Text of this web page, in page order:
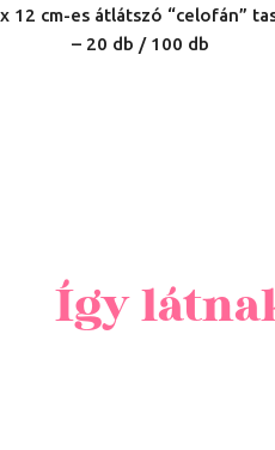
12 cm-es átlátszó “celofán”
– 20 db / 100 db
Így